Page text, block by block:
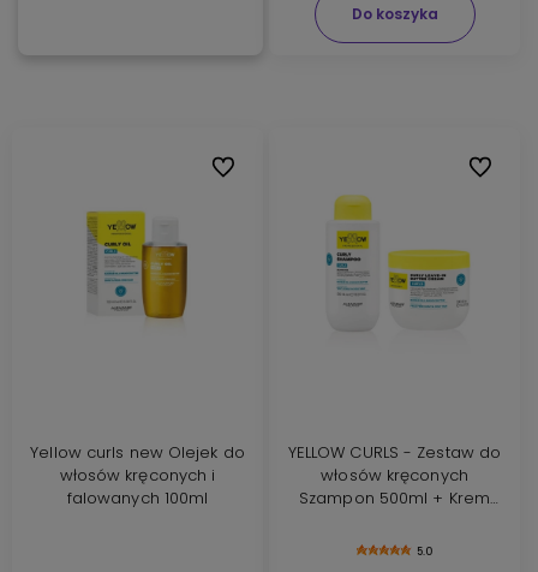
Do koszyka
Yellow curls new Olejek do
włosów kręconych i
falowanych 100ml
Do ulubionych
YELLOW CURLS - Zestaw do
włosów kręconych
Szampon 500ml + Krem
500ml5.0
Do